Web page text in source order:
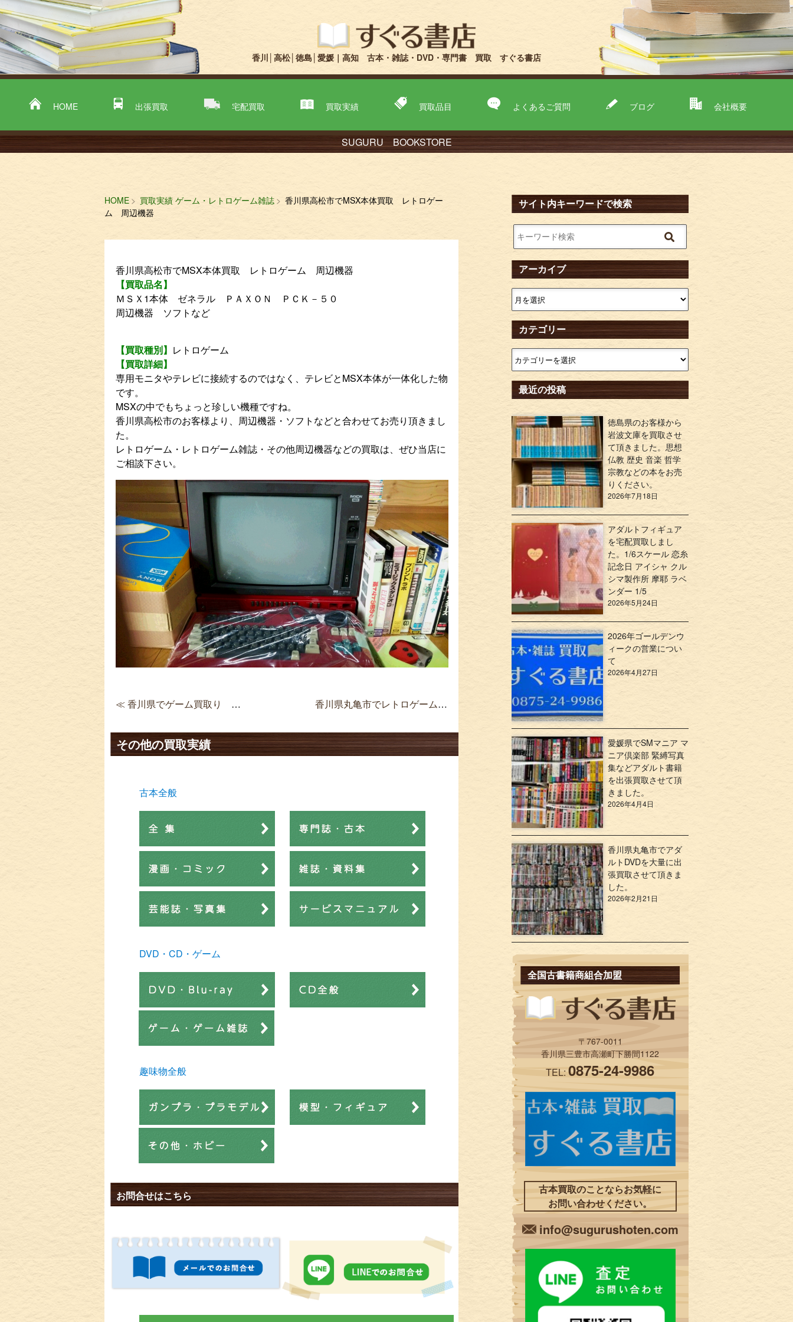
香川│高松│徳島│愛媛｜高知 古本・雑誌・DVD・専門書 買取 すぐる書店
HOME 出張買取 宅配買取 買取実績 買取品目 よくあるご質問 ブログ 会社概要
SUGURU BOOKSTORE
HOME 買取実績 ゲーム・レトロゲーム雑誌
香川県高松市でMSX本体買取 レトロゲー
ム 周辺機器
香川県高松市でMSX本体買取 レトロゲーム 周辺機器
【買取品名】
ＭＳＸ1本体 ゼネラル ＰＡＸＯＮ ＰＣＫ－５０
周辺機器 ソフトなど
【買取種別】 レトロゲーム
【買取詳細】
専用モニタやテレビに接続するのではなく、テレビとMSX本体が一体化した物
です。
MSXの中でもちょっと珍しい機種ですね。
香川県高松市のお客様より、周辺機器・ソフトなどと合わせてお売り頂きまし
た。
レトロゲーム・レトロゲーム雑誌・その他周辺機器などの買取は、ぜひ当店に
ご相談下さい。
≪ 香川県でゲーム買取り ゲームボーイアドバンスSP 本体 パールピンク 香川県丸亀市でレトロゲーム買取 スーパーファミコンソフト 12本 箱付 美品 ≫
その他の買取実績
古本全般
DVD・CD・ゲーム
趣味物全般
お問合せはこちら
サイト内キーワードで検索
アーカイブ
カテゴリー
最近の投稿
徳島県のお客様から
岩波文庫を買取させ
て頂きました。思想
仏教 歴史 音楽 哲学
宗教などの本をお売
りください。
2026年7月18日
アダルトフィギュア
を宅配買取しまし
た。1/6スケール 恋糸
記念日 アイシャ クル
シマ製作所 摩耶 ラベ
ンダー 1/5
2026年5月24日
2026年ゴールデンウ
ィークの営業につい
て
2026年4月27日
愛媛県でSMマニア マ
ニア倶楽部 緊縛写真
集などアダルト書籍
を出張買取させて頂
きました。
2026年4月4日
香川県丸亀市でアダ
ルトDVDを大量に出
張買取させて頂きま
した。
2026年2月21日
全国古書籍商組合加盟
〒767-0011
香川県三豊市高瀬町下勝間1122
TEL:0875-24-9986
古本買取のことならお気軽に
お問い合わせください。
info@sugurushoten.com